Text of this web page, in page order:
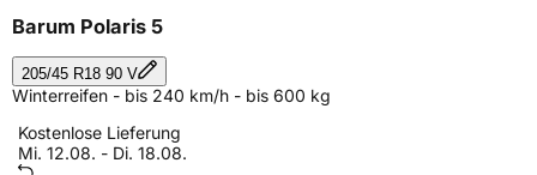
Barum Polaris 5
205/45 R18 90 V
Winterreifen - bis 240 km/h - bis 600 kg
Kostenlose Lieferung
Mi. 12.08. - Di. 18.08.